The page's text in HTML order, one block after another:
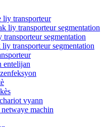
liy transporteur
liy transporteur segmentation
segmentation
transporteur segmentation
entelijan
vyann
machin